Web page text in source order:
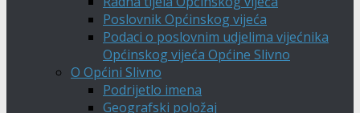
Poslovnik Općinskog vijeća
Podaci o poslovnim udjelima vijećnika
Općinskog vijeća Općine Slivno
O Općini Slivno
Podrijetlo imena
Geografski položaj